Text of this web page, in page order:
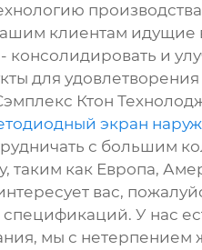
клиентам идущие
и
для
Ктон
экран
с большим
таким как Европа,
вас,
У нас
мы с